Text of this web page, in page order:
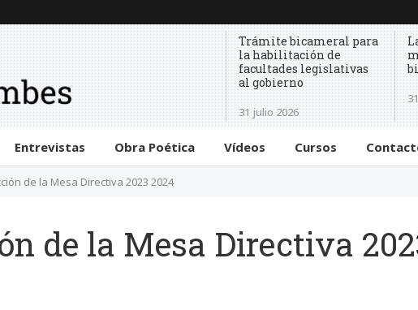
Trámite bicameral para
la habilitación de
facultades legislativas
al gobierno
31 julio 2026
Entrevistas Obra Poética Vídeos Cursos
de la Mesa Directiva 2023 2024
de la Mesa Directiva